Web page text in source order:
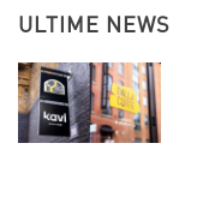
ULTIME NEWS